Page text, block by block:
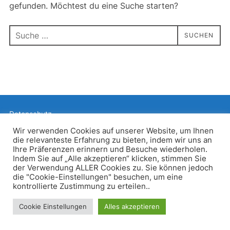
gefunden. Möchtest du eine Suche starten?
Suchen
nach:
SUCHEN
Datenschutz
Inspiro WordPress Theme von WPZOOM
Wir verwenden Cookies auf unserer Website, um Ihnen
die relevanteste Erfahrung zu bieten, indem wir uns an
Ihre Präferenzen erinnern und Besuche wiederholen.
Indem Sie auf „Alle akzeptieren“ klicken, stimmen Sie
der Verwendung ALLER Cookies zu. Sie können jedoch
die "Cookie-Einstellungen" besuchen, um eine
kontrollierte Zustimmung zu erteilen..
Cookie Einstellungen Alles akzeptieren